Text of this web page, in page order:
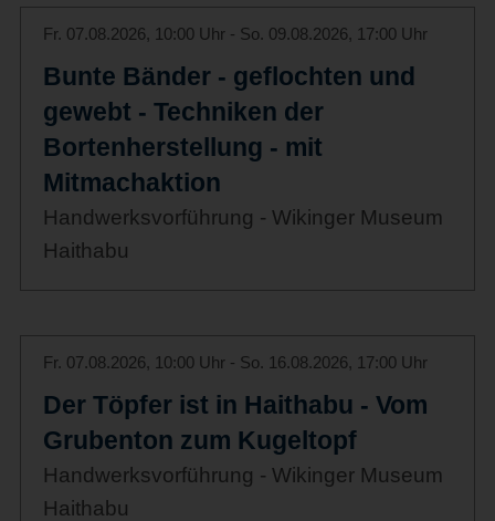
Fr. 07.08.2026, 10:00 Uhr - So. 09.08.2026, 17:00 Uhr
Bunte Bänder - geflochten und
gewebt - Techniken der
Bortenherstellung - mit
Mitmachaktion
Handwerksvorführung - Wikinger Museum
Haithabu
Fr. 07.08.2026, 10:00 Uhr - So. 16.08.2026, 17:00 Uhr
Der Töpfer ist in Haithabu - Vom
Grubenton zum Kugeltopf
Handwerksvorführung - Wikinger Museum
Haithabu